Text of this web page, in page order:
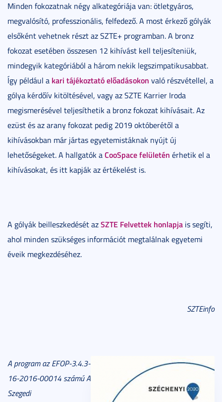
Minden fokozatnak négy alkategóriája van: ötletgyáros,
megvalósító, professzionális, felfedező. A most érkező gólyák
elsőként vehetnek részt az SZTE+ programban. A bronz
fokozat esetében összesen 12 kihívást kell teljesíteniük,
mindegyik kategóriából a három nekik legszimpatikusabbat.
Így például a kari tájékoztató előadásokon való részvétellel, a
gólya kérdőív kitöltésével, vagy az SZTE Karrier Iroda
megismerésével teljesíthetik a bronz fokozat kihívásait. Az
ezüst és az arany fokozat pedig 2019 októberétől a
kihívásokban már jártas egyetemistáknak nyújt új
lehetőségeket. A hallgatók aCooSpace felületén érhetik el a
kihívásokat, és itt kapják az értékelést is.
A gólyák beilleszkedését azSZTE Felvettek honlapja is segíti,
ahol minden szükséges információt megtalálnak egyetemi
éveik megkezdéséhez.
SZTEinfo
A program az EFOP-3.4.3-
16-2016-00014 számú A
Szegedi